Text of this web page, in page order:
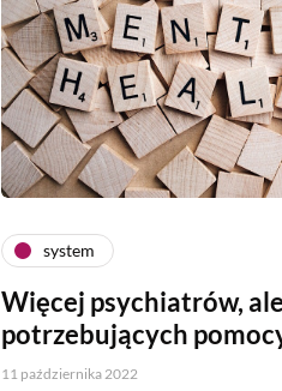
system
Więcej psychiatrów,
potrzebujących
11 października 2022